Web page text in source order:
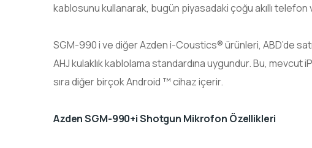
kablosunu kullanarak, bugün piyasadaki çoğu akıllı
SGM-990 i ve diğer Azden i-Coustics® ürünleri, ABD’de
AHJ kulaklık kablolama standardına uygundur. Bu,
sıra diğer birçok Android ™ cihaz içerir.
Azden SGM-990+i Shotgun Mikrofon Özellikleri